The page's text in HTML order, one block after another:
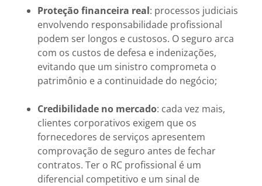
Proteção financeira real: processos judiciais
envolvendo responsabilidade profissional
podem ser longos e custosos. O seguro arca
com os custos de defesa e indenizações,
evitando que um sinistro comprometa o
patrimônio e a continuidade do negócio;
Credibilidade no mercado: cada vez mais,
clientes corporativos exigem que os
fornecedores de serviços apresentem
comprovação de seguro antes de fechar
contratos. Ter o RC profissional é um
diferencial competitivo e um sinal de